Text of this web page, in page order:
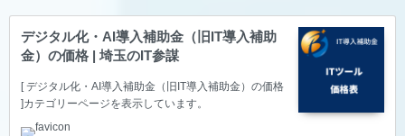
デジタル化・AI導入補助金（旧IT導入補助
金）の価格 | 埼玉のIT参謀
[ デジタル化・AI導入補助金（旧IT導入補助金）の価格
]カテゴリーページを表示しています。